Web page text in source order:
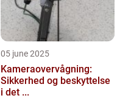
05 june 2025
Kameraovervågning:
Sikkerhed og beskyttelse
i det ...